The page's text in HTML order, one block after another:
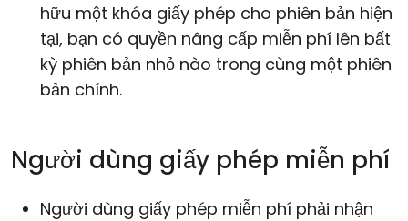
hữu một khóa giấy phép cho phiên bản hiện
tại, bạn có quyền nâng cấp miễn phí lên bất
kỳ phiên bản nhỏ nào trong cùng một phiên
bản chính.
Người dùng giấy phép miễn phí
Người dùng giấy phép miễn phí phải nhận